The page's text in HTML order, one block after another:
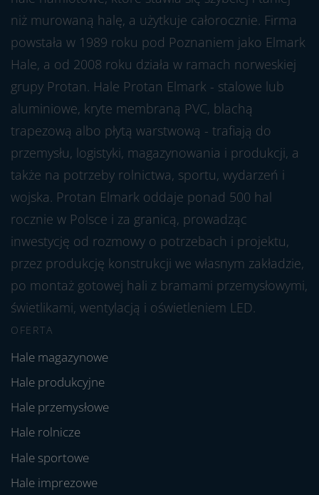
niż murowaną halę, a użytkuje całorocznie. Firma
powstała w 1989 roku pod Poznaniem jako Elmark
Hale, a od 2008 roku działa w ramach norweskiej
grupy Protan. Hale Protan Elmark - stalowe lub
aluminiowe, kryte membraną PVC, blachą
trapezową albo płytą warstwową - trafiają do
przemysłu, logistyki, magazynowania i produkcji, a
także na potrzeby rolnictwa, sportu, wydarzeń i
wojska. Protan Elmark oddaje ponad 500 hal
rocznie w Polsce i za granicą, prowadząc
inwestycję od rozmowy o potrzebach i projektu,
przez produkcję konstrukcji we własnym zakładzie,
po montaż gotowej hali z bramami przemysłowymi,
świetlikami, wentylacją i oświetleniem LED.
OFERTA
Hale magazynowe
Hale produkcyjne
Hale przemysłowe
Hale rolnicze
Hale sportowe
Hale imprezowe